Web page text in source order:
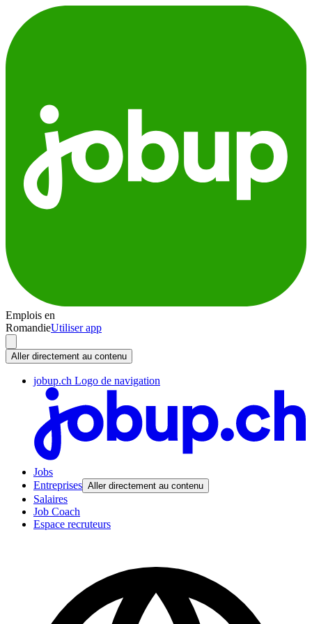
Emplois en
RomandieUtiliser app
Aller directement au contenu
jobup.ch Logo de navigation
Jobs
Entreprises Aller directement au contenu
Salaires
Job Coach
Espace recruteurs